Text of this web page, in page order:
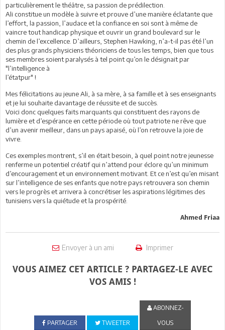
particulièrement le théâtre, sa passion de prédilection.
Ali constitue un modèle à suivre et prouve d’une manière éclatante que
l’effort, la passion, l’audace et la confiance en soi sont à même de
vaincre tout handicap physique et ouvrir un grand boulevard sur le
chemin de l’excellence. D’ailleurs, Stephen Hawking, n’a-t-il pas été l’un
des plus grands physiciens théoriciens de tous les temps, bien que tous
ses membres soient paralysés à tel point qu’on le désignait par
"l’intelligence à
Mes félicitations au jeune Ali, à sa mère, à sa famille et à ses enseignants
et je lui souhaite davantage de réussite et de succès.
Voici donc quelques faits marquants qui constituent des rayons de
lumière et d’espérance en cette période où tout patriote ne rêve que
d’un avenir meilleur, dans un pays apaisé, où l’on retrouve la joie de
vivre.
Ces exemples montrent, s’il en était besoin, à quel point notre jeunesse
renferme un potentiel créatif qui n’attend pour éclore qu’un minimum
d’encouragement et un environnement motivant. Et ce n’est qu’en misant
sur l’intelligence de ses enfants que notre pays retrouvera son chemin
vers le progrès et arrivera à concrétiser les aspirations légitimes des
tunisiens vers la quiétude et la prospérité.
Ahmed Friaa
Envoyer à un ami Imprimer
VOUS AIMEZ CET ARTICLE ? PARTAGEZ-LE AVEC
VOS AMIS !
PARTAGER TWEETER
ABONNEZ-
VOUS